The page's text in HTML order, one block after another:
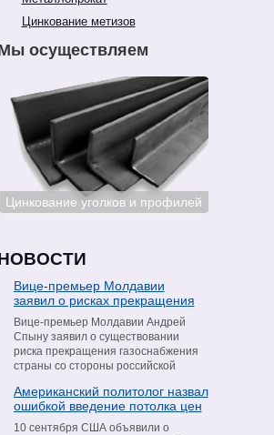
Цинкование метизов
осуществляем
Цинкование уголков и профилей
Вице-премьер Молдавии
заявил о рисках прекращения
поставок газа со стороны
«Газпрома»
Вице-премьер Молдавии Андрей
Спыну заявил о существовании
риска прекращения газоснабжения
страны со стороны российской
сообщил в интервью телеканалу
Moldova 1, пишет РИА Новости.
Американский политолог назвал
ошибкой введение потолка цен
на нефть из РФ
10 сентября США объявили о